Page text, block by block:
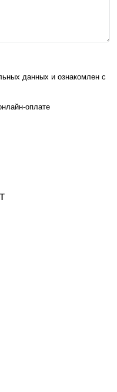
данных и ознакомлен с
оплате